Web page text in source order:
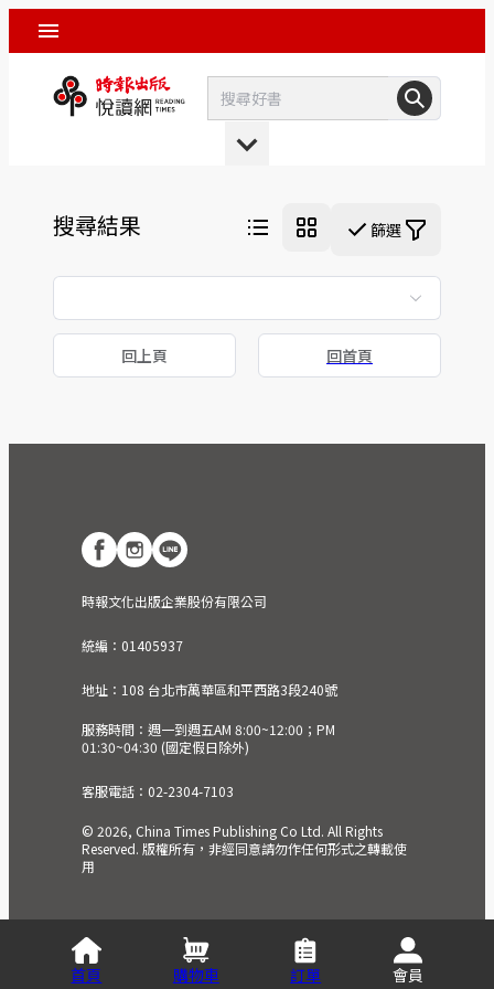
搜尋結果 篩選
回上頁 回首頁
時報文化出版企業股份有限公司
統編：01405937
地址：108 台北市萬華區和平西路3段240號
服務時間：週一到週五AM 8:00~12:00；PM
01:30~04:30 (國定假日除外)
客服電話：02-2304-7103
© 2026, China Times Publishing Co Ltd. All Rights
Reserved. 版權所有，非經同意請勿作任何形式之轉載使
用
首頁 購物車 訂單 會員